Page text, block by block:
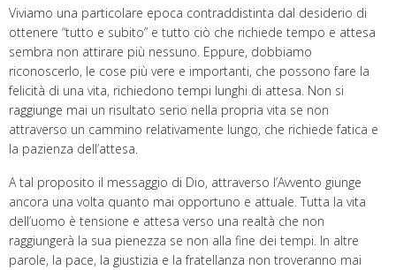
Viviamo una particolare epoca contraddistinta dal desiderio di
ottenere “tutto e subito” e tutto ciò che richiede tempo e attesa
sembra non attirare più nessuno. Eppure, dobbiamo
riconoscerlo, le cose più vere e importanti, che possono fare la
felicità di una vita, richiedono tempi lunghi di attesa. Non si
raggiunge mai un risultato serio nella propria vita se non
attraverso un cammino relativamente lungo, che richiede fatica e
la pazienza dell’attesa.
A tal proposito il messaggio di Dio, attraverso l’Avvento giunge
ancora una volta quanto mai opportuno e attuale. Tutta la vita
dell’uomo è tensione e attesa verso una realtà che non
raggiungerà la sua pienezza se non alla fine dei tempi. In altre
parole, la pace, la giustizia e la fratellanza non troveranno mai